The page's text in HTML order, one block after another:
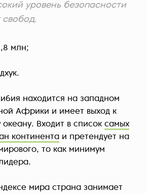
уровень безопасности
свобод.
млн;
находится на западном
Африки и имеет выход к
Входит в список самых
континента и претендует на
то как минимум
мира страна занимает